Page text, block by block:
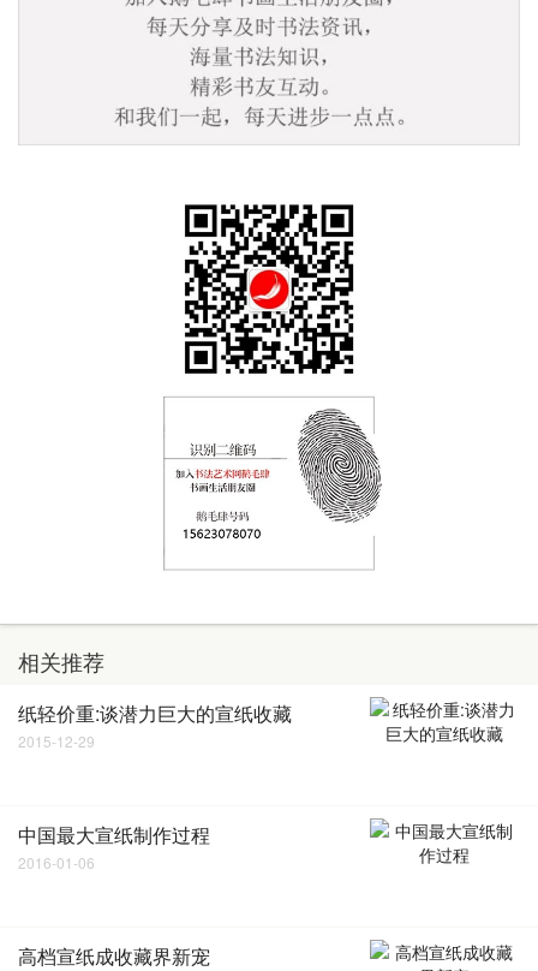
相关推荐
纸轻价重:谈潜力巨大的宣纸收藏
2015-12-29
中国最大宣纸制作过程
2016-01-06
高档宣纸成收藏界新宠